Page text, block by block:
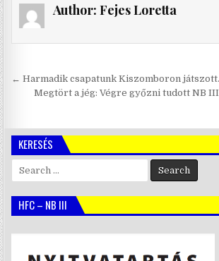
Author: Fejes Loretta
Bejegyzés
navigáció
← Harmadik csapatunk Kiszomboron játszott.
Megtört a jég: Végre győzni tudott NB
KERESÉS
HFC – NB III